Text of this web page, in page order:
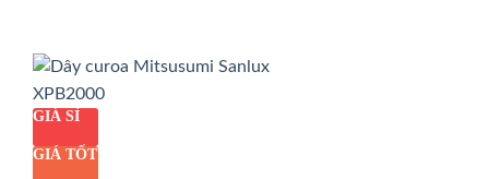
GIÁ SỈ
GIÁ TỐT